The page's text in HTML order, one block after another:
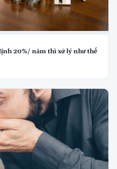
20%/ năm thì xử lý như thế